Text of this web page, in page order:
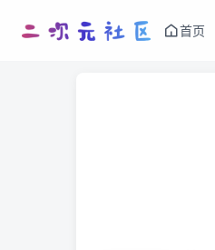
首页